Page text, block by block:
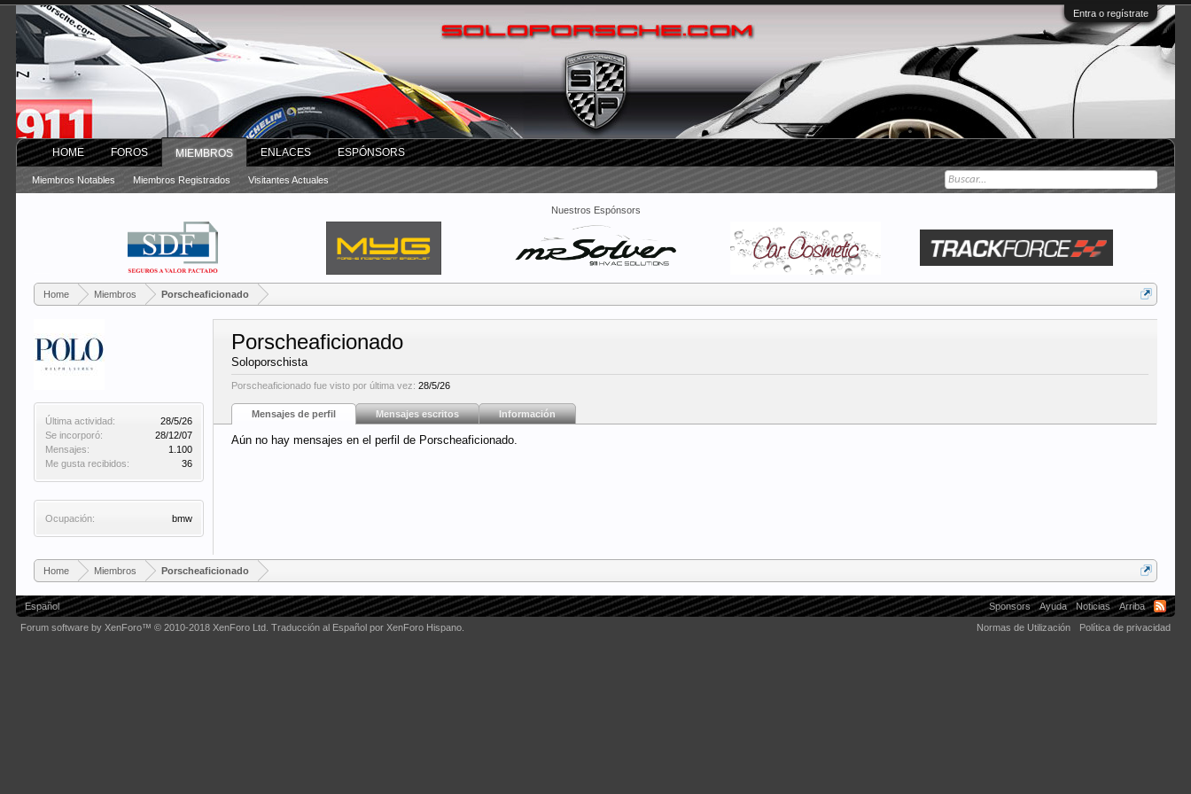
Entra o regístrate
Nuestros Espónsors
Home Miembros Porscheaficionado
Última actividad:
28/5/26
Se incorporó:
28/12/07
Mensajes:
1.100
Me gusta recibidos:
36
Ocupación: bmw
Porscheaficionado
Soloporschista
Porscheaficionado fue visto por última vez: 28/5/26
Mensajes de perfil Mensajes escritos Información
Aún no hay mensajes en el perfil de Porscheaficionado.
Home Miembros Porscheaficionado
HOME FOROS MIEMBROS
Miembros Notables Miembros Registrados Visitantes Actuales
ENLACES ESPÓNSORS
Español Sponsors Ayuda Noticias
Arriba
Normas de Utilización
Política de privacidad
Forum software by XenForo™© 2010-2018 XenForo Ltd. Traducción al Español por XenForo Hispano.